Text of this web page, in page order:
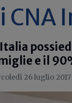
CNA
e il
26 luglio